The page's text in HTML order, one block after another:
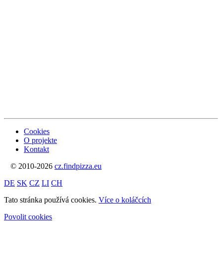
Cookies
O projekte
Kontakt
© 2010-2026 cz.findpizza.eu
DE SK CZ LI CH
Tato stránka používá cookies. Více o koláčcích
Povolit cookies